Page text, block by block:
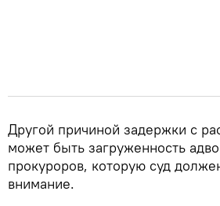
Другой причиной задержки с
может быть загруженность
прокуроров, которую суд
внимание.